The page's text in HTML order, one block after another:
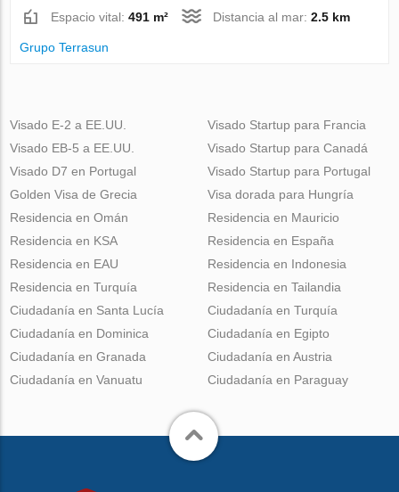
Espacio vital:491 m² Distancia al mar:2.5 km
Grupo Terrasun
Visado E-2 a EE.UU.
Visado EB-5 a EE.UU.
Visado D7 en Portugal
Golden Visa de Grecia
Visado Startup para Francia
Visado Startup para Canadá
Visado Startup para Portugal
Visa dorada para Hungría
Residencia en Omán
Residencia en KSA
Residencia en EAU
Residencia en Turquía
Residencia en Mauricio
Residencia en España
Residencia en Indonesia
Residencia en Tailandia
Ciudadanía en Santa Lucía
Ciudadanía en Dominica
Ciudadanía en Granada
Ciudadanía en Vanuatu
Ciudadanía en Turquía
Ciudadanía en Egipto
Ciudadanía en Austria
Ciudadanía en Paraguay